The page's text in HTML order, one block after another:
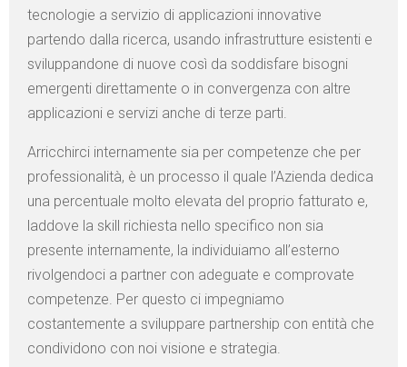
tecnologie a servizio di applicazioni innovative
partendo dalla ricerca, usando infrastrutture esistenti e
sviluppandone di nuove così da soddisfare bisogni
emergenti direttamente o in convergenza con altre
applicazioni e servizi anche di terze parti.
Arricchirci internamente sia per competenze che per
professionalità, è un processo il quale l’Azienda dedica
una percentuale molto elevata del proprio fatturato e,
laddove la skill richiesta nello specifico non sia
presente internamente, la individuiamo all’esterno
rivolgendoci a partner con adeguate e comprovate
competenze. Per questo ci impegniamo
costantemente a sviluppare partnership con entità che
condividono con noi visione e strategia.